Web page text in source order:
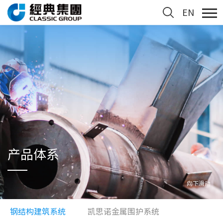
EN
产品体系
向下滑动
钢结构建筑系统 凯思诺金属围护系统